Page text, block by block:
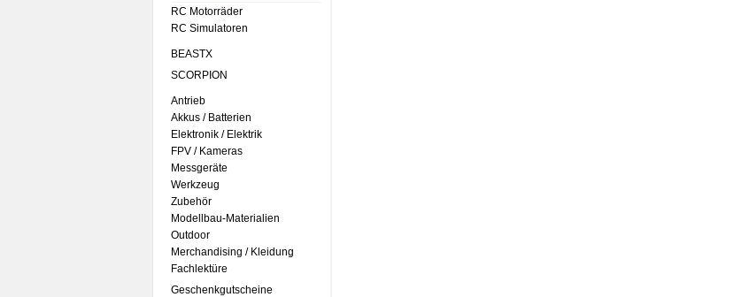
RC Motorräder
RC Simulatoren
BEASTX
SCORPION
Antrieb
Akkus / Batterien
Elektronik / Elektrik
FPV / Kameras
Messgeräte
Werkzeug
Zubehör
Modellbau-Materialien
Outdoor
Merchandising / Kleidung
Fachlektüre
Geschenkgutscheine